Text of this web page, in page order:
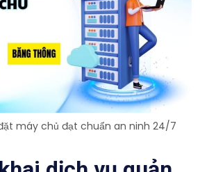
máy chủ đạt chuẩn an ninh 24/7